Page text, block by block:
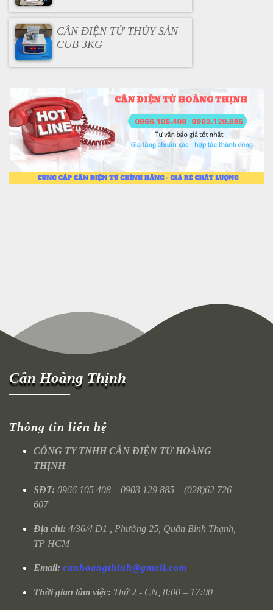
CÂN ĐIỆN TỬ THỦY SẢN
CUB 3KG
Cân Hoàng Thịnh
Thông tin liên hệ
CÔNG TY TNHH CÂN ĐIỆN TỬ HOÀNG
THỊNH
SĐT: 0966 105 408 – 0903 129 885 – (028)62 726
607
Địa chỉ: 4/36/4 D1 , Phường 25, Quận Bình Thạnh,
TP HCM
Email: canhoangthinh@gmail.com
Thời gian làm việc: Thứ 2 - CN, 8:00 – 17:00